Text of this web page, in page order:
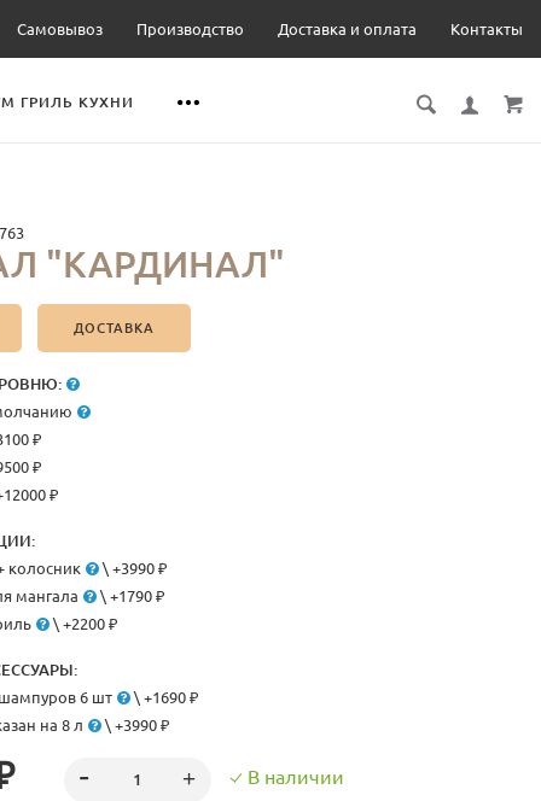
Самовывоз Производство Доставка и оплата Контакты
ГРИЛЬ КУХНИ
"КАРДИНАЛ"
ДОСТАВКА
₽
₽
₽
колосник
\ +3990 ₽
мангала
\ +1790 ₽
\ +2200 ₽
6 шт
\ +1690 ₽
на 8 л
\ +3990 ₽
В наличии